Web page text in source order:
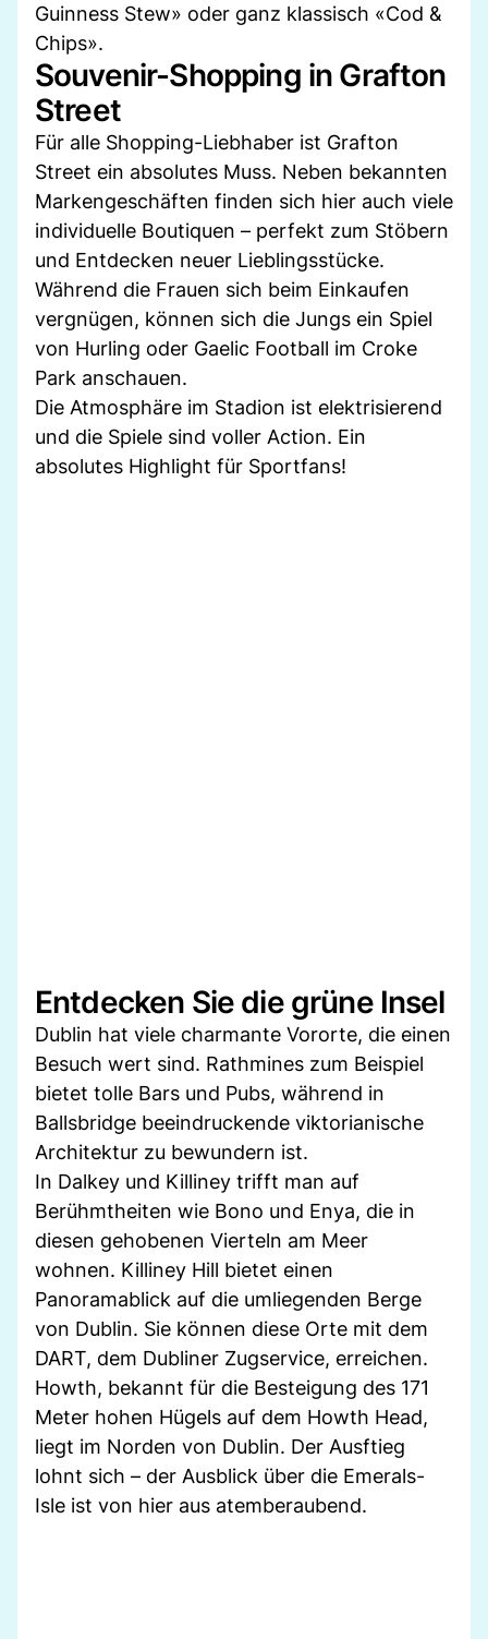
Guinness Stew» oder ganz klassisch «Cod &
Chips».
Souvenir-Shopping in Grafton
Street
Für alle Shopping-Liebhaber ist Grafton
Street ein absolutes Muss. Neben bekannten
Markengeschäften finden sich hier auch viele
individuelle Boutiquen – perfekt zum Stöbern
und Entdecken neuer Lieblingsstücke.
Während die Frauen sich beim Einkaufen
vergnügen, können sich die Jungs ein Spiel
von Hurling oder Gaelic Football im Croke
Park anschauen.
Die Atmosphäre im Stadion ist elektrisierend
und die Spiele sind voller Action. Ein
absolutes Highlight für Sportfans!
Entdecken Sie die grüne Insel
Dublin hat viele charmante Vororte, die einen
Besuch wert sind. Rathmines zum Beispiel
bietet tolle Bars und Pubs, während in
Ballsbridge beeindruckende viktorianische
Architektur zu bewundern ist.
In Dalkey und Killiney trifft man auf
Berühmtheiten wie Bono und Enya, die in
diesen gehobenen Vierteln am Meer
wohnen. Killiney Hill bietet einen
Panoramablick auf die umliegenden Berge
von Dublin. Sie können diese Orte mit dem
DART, dem Dubliner Zugservice, erreichen.
Howth, bekannt für die Besteigung des 171
Meter hohen Hügels auf dem Howth Head,
liegt im Norden von Dublin. Der Ausftieg
lohnt sich – der Ausblick über die Emerals-
Isle ist von hier aus atemberaubend.